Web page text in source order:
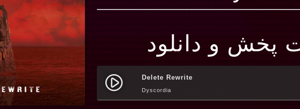
پخش و دانلود
play_circle_filled Delete Rewrite
Dyscordia